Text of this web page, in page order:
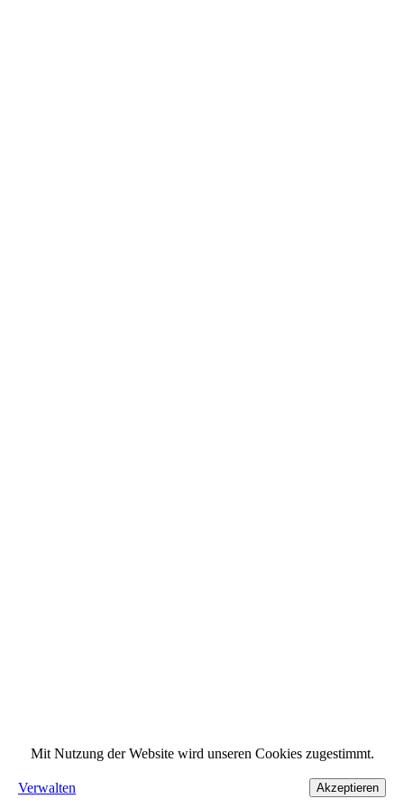
Mit Nutzung der Website wird unseren Cookies zugestimmt.
Verwalten Akzeptieren